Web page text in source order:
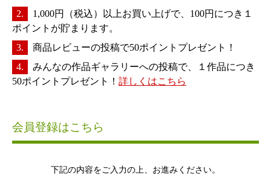
1,000円（税込）以上お買い上げで、100円につき１
ポイントが貯まります。
商品レビューの投稿で50ポイントプレゼント！
みんなの作品ギャラリーへの投稿で、１作品につき
50ポイントプレゼント！ 詳しくはこちら
会員登録はこちら
下記の内容をご入力の上、お進みください。